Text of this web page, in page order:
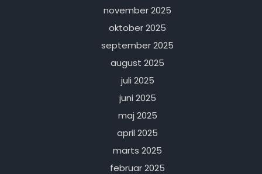
november 2025
oktober 2025
september 2025
august 2025
juli 2025
juni 2025
maj 2025
april 2025
marts 2025
februar 2025